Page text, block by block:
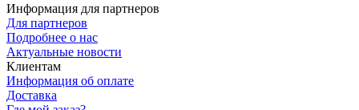
Информация для партнеров
Для партнеров
Подробнее о нас
Актуальные новости
Клиентам
Информация об оплате
Доставка